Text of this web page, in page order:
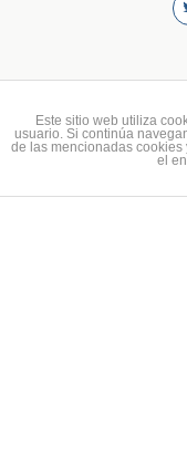
Este sitio web utiliza
usuario. Si continúa
de las mencionadas
el